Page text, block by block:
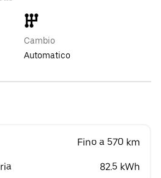
Cambio
Automatico
Fino a 570 km
82.5 kWh